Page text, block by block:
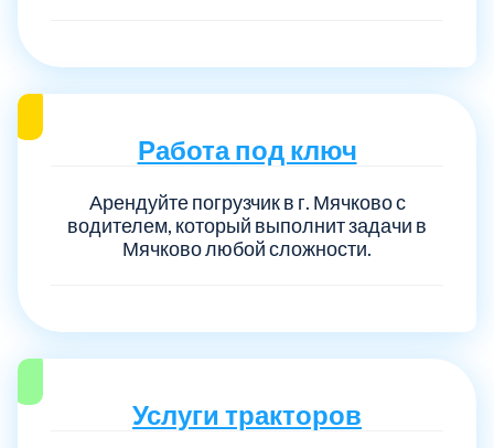
Работа под ключ
Арендуйте погрузчик в г. Мячково с
водителем, который выполнит задачи в
Мячково любой сложности.
Услуги тракторов
Выберите город: